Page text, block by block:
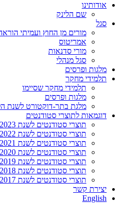
אודותינו
שם הלינק
סגל
מורים מן החוץ ועמיתי
אמריטוס
מורי סדנאות
סגל מנהלי
מלגות ופרסים
תלמידי מחקר
תלמידי מחקר שסיימו
מלגות ופרסים
מלגת בתר-דוקטורט לשנת
דוגמאות לתוצרי סטודנטים
תוצרי סטודנטים לשנת 2023
תוצרי סטודנטים לשנת 2022
תוצרי סטודנטים לשנת 2021
תוצרי סטודנטים לשנת 2020
תוצרי סטודנטים לשנת 2019
תוצרי סטודנטים לשנת 2018
תוצרי סטודנטים לשנת 2017
יצירת קשר
English